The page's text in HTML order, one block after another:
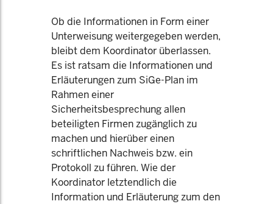
Ob die Informationen in Form einer
Unterweisung weitergegeben werden,
bleibt dem Koordinator überlassen.
Es ist ratsam die Informationen und
Erläuterungen zum SiGe-Plan im
Rahmen einer
Sicherheitsbesprechung allen
beteiligten Firmen zugänglich zu
machen und hierüber einen
schriftlichen Nachweis bzw. ein
Protokoll zu führen. Wie der
Koordinator letztendlich die
Information und Erläuterung zum den